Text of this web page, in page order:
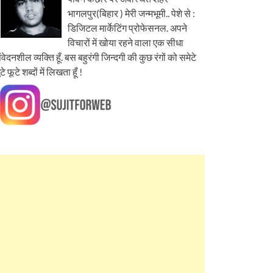
भागलपुर(बिहार ) मेरी जन्मभूमी.. पेशे से :
डिजिटल मार्केटिंग प्रोफेसनल. अपने
विचारों में खोया रहने वाला एक सीधा
व्यक्ति हूँ. बस बहुरंगी जिन्दगी की कुछ रंगों को समेटे
फूटे शब्दों में लिखता हूँ !